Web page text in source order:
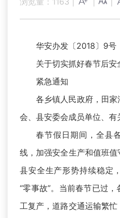
华安办发〔2018〕9号
关于切实抓好春节后安
紧急通知
各乡镇人民政府，田
会、县安委会成员单位、有
春节假日期间，全县
线，加强安全生产和值班
县安全生产形势持续稳定
“零事故”。当前春节已过
工复产，道路交通运输繁